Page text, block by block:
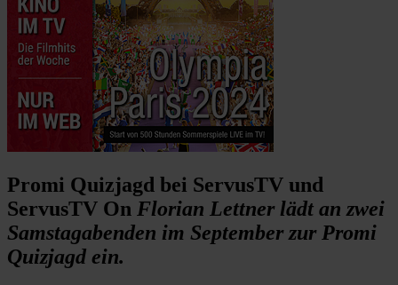
Promi Quizjagd bei ServusTV und
ServusTV On Florian Lettner lädt an zwei
Samstagabenden im September zur Promi
Quizjagd ein.